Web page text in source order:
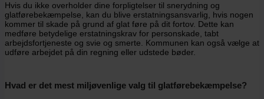
Hvis du ikke overholder dine forpligtelser til snerydning og
glatførebekæmpelse, kan du blive erstatningsansvarlig, hvis nogen
kommer til skade på grund af glat føre på dit fortov. Dette kan
medføre betydelige erstatningskrav for personskade, tabt
arbejdsfortjeneste og svie og smerte. Kommunen kan også vælge at
udføre arbejdet på din regning eller udstede bøder.
Hvad er det mest miljøvenlige valg til glatførebekæmpelse?